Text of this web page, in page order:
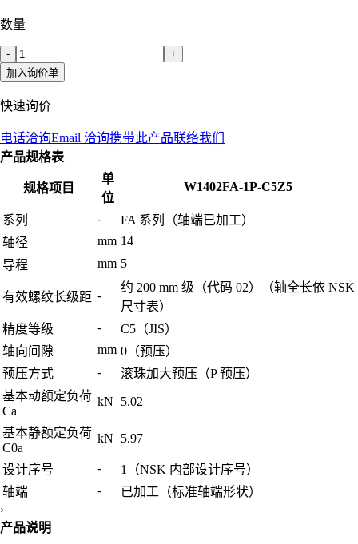
数量
-
+
加入询价单
快速询价
电话洽询Email 洽询携带此产品联络我们
产品规格表
规格项目
单
位
W1402FA-1P-C5Z5
系列 -
FA 系列（轴端已加工）
轴径
mm 14
导程
mm 5
有效螺纹长级距 -
约 200 mm 级（代码 02）（轴全长依 NSK
尺寸表）
精度等级
-
C5（JIS）
轴向间隙
mm 0（预压）
预压方式
-
滚珠加大预压（P 预压）
基本动额定负荷
Ca
kN 5.02
基本静额定负荷
C0a
kN 5.97
设计序号 -
1（NSK 内部设计序号）
轴端
-
已加工（标准轴端形状）
›
产品说明